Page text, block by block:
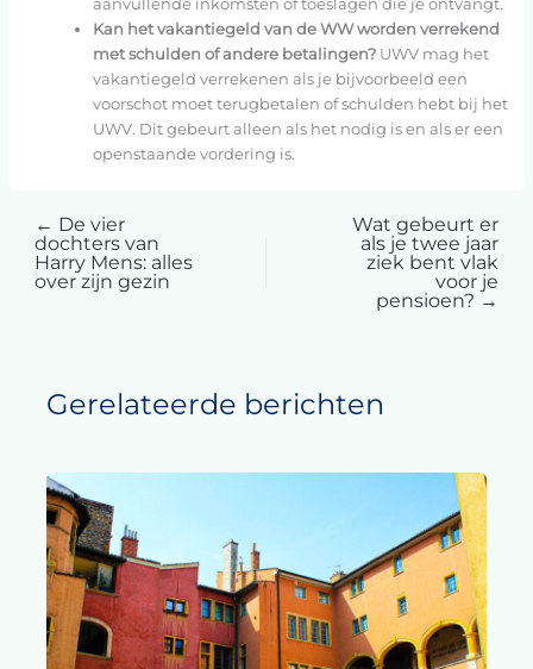
aanvullende inkomsten of toeslagen die je ontvangt.
Kan het vakantiegeld van de WW worden verrekend
met schulden of andere betalingen?UWV mag het
vakantiegeld verrekenen als je bijvoorbeeld een
voorschot moet terugbetalen of schulden hebt bij het
UWV. Dit gebeurt alleen als het nodig is en als er een
openstaande vordering is.
← De vier
dochters van
Harry Mens: alles
over zijn gezin
Wat gebeurt er
als je twee jaar
ziek bent vlak
voor je
pensioen? →
Gerelateerde berichten